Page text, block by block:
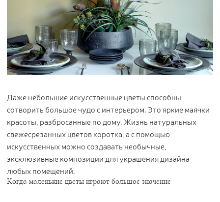
Ампельные растения 70
Дизайнерские композиции 17
Цветы 123
Товары с 3D-моделями 502
Готовые решения от Treez
Алфавитный указатель
Даже небольшие искусственные цветы способны
сотворить большое чудо с интерьером. Это яркие маячки
красоты, разбросанные по дому. Жизнь натуральных
свежесрезанных цветов коротка, а с помощью
искусственных можно создавать необычные,
эксклюзивные композиции для украшения дизайна
любых помещений.
Когда маленькие цветы играют большое значение